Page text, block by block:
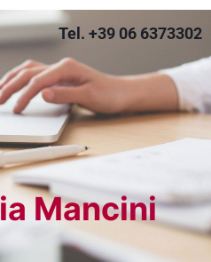
Tel. +39 06 6373302
Mancini